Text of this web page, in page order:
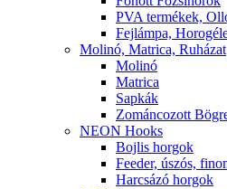
PVA termékek,
Fejlámpa,
Molinó, Matrica, Ruházat
Molinó
Matrica
Sapkák
Zománcozott
NEON Hooks
Bojlis horgok
Feeder, úszós,
Harcsázó horgok